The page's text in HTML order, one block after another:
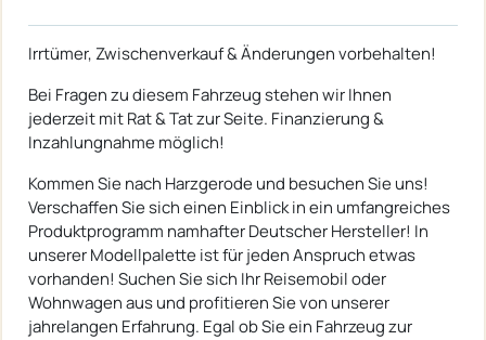
Irrtümer, Zwischenverkauf & Änderungen vorbehalten!
Bei Fragen zu diesem Fahrzeug stehen wir Ihnen
jederzeit mit Rat & Tat zur Seite. Finanzierung &
Inzahlungnahme möglich!
Kommen Sie nach Harzgerode und besuchen Sie uns!
Verschaffen Sie sich einen Einblick in ein umfangreiches
Produktprogramm namhafter Deutscher Hersteller! In
unserer Modellpalette ist für jeden Anspruch etwas
vorhanden! Suchen Sie sich Ihr Reisemobil oder
Wohnwagen aus und profitieren Sie von unserer
jahrelangen Erfahrung. Egal ob Sie ein Fahrzeug zur